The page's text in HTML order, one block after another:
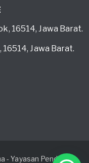
16514, Jawa Barat.
16514, Jawa Barat.
- Yayasan Pendidikan